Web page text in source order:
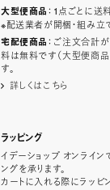
大型便商品 ：1点ごとに送
※配送業者が開梱・組み立
宅配便商品 ：ご注文合計
料は無料です（大型便商品
す。
詳しくはこちら
ラッピング
イデーショップ オンライ
ングを承ります。
カートに入れる際にラッピ